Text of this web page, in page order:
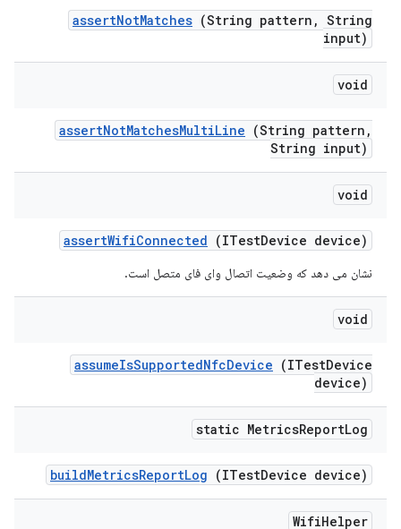
assertNotMatches (String pattern , String
input)
void
assertNotMatchesMultiLine (String pattern ,
String input)
void
assertWifiConnected (ITestDevice device)
نشان می دهد که وضعیت اتصال وای فای متصل است.
void
assumeIsSupportedNfcDevice (ITestDevice
device)
static MetricsReportLog
buildMetricsReportLog (ITestDevice device)
WifiHelper